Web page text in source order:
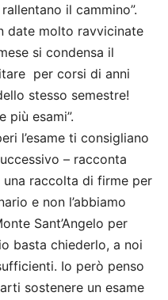
il cammino”.
date molto ravvicinate
si condensa il
per corsi di anni
stesso semestre!
più esami”.
l’esame ti consigliano
– racconta
raccolta di firme per
e non l’abbiamo
Sant’Angelo per
basta chiederlo, a noi
Io però penso
sostenere un esame